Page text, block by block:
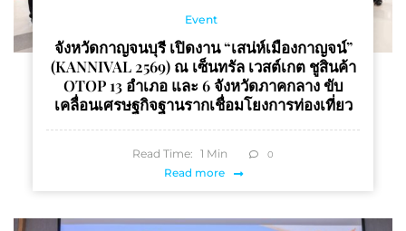
Event
จังหวัดกาญจนบุรี เปิดงาน “เสน่ห์เมืองกาญจน์”
(KANNIVAL 2569) ณ เซ็นทรัล เวสต์เกต ชูสินค้า
OTOP 13 อำเภอ และ 6 จังหวัดภาคกลาง ขับ
เคลื่อนเศรษฐกิจฐานรากเชื่อมโยงการท่องเที่ยว
Read Time: 1 Min 0
Read more